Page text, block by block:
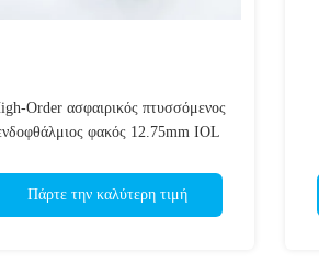
Order ασφαιρικός πτυσσόμενος
φακός 12.75mm IOL
Πάρτε την καλύτερη τιμή